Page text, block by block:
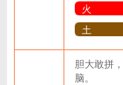
火
土
胆大敢拼
脑。